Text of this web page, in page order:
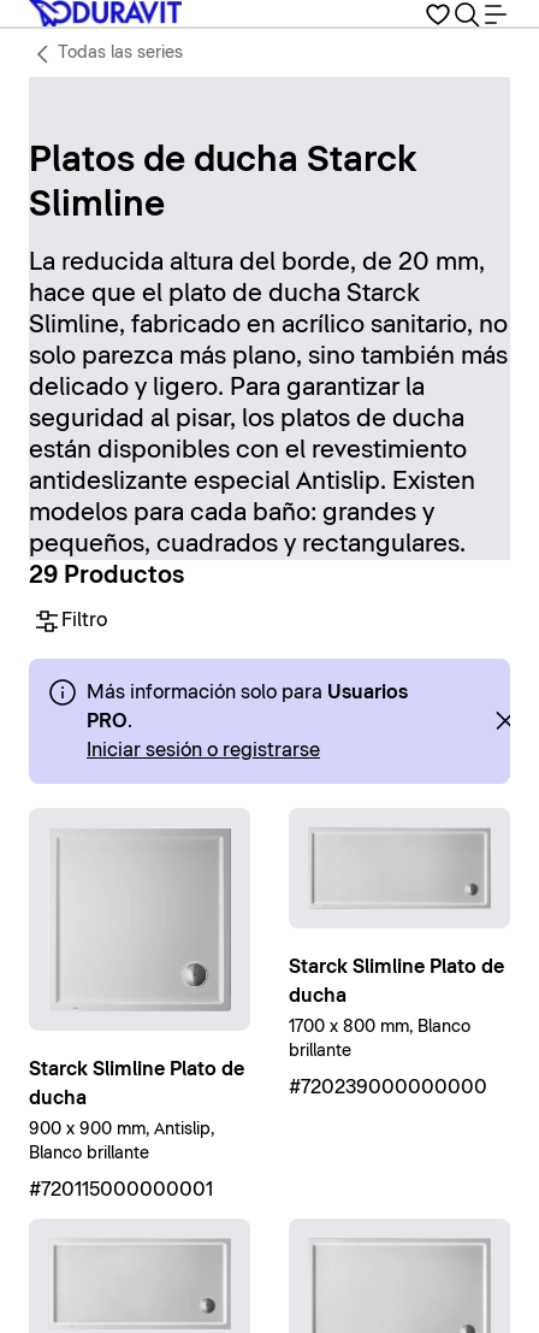
Todas las series
Platos de ducha Starck
Slimline
La reducida altura del borde, de 20 mm,
hace que el plato de ducha Starck
Slimline, fabricado en acrílico sanitario, no
solo parezca más plano, sino también más
delicado y ligero. Para garantizar la
seguridad al pisar, los platos de ducha
están disponibles con el revestimiento
antideslizante especial Antislip. Existen
modelos para cada baño: grandes y
pequeños, cuadrados y rectangulares.
29 Productos
Filtro
Más información solo para Usuarios
PRO.
Iniciar sesión o registrarse
Starck Slimline Plato de
ducha
900 x 900 mm, Antislip,
Blanco brillante
#720115000000001
Starck Slimline Plato de
ducha
1700 x 800 mm, Blanco
brillante
#720239000000000